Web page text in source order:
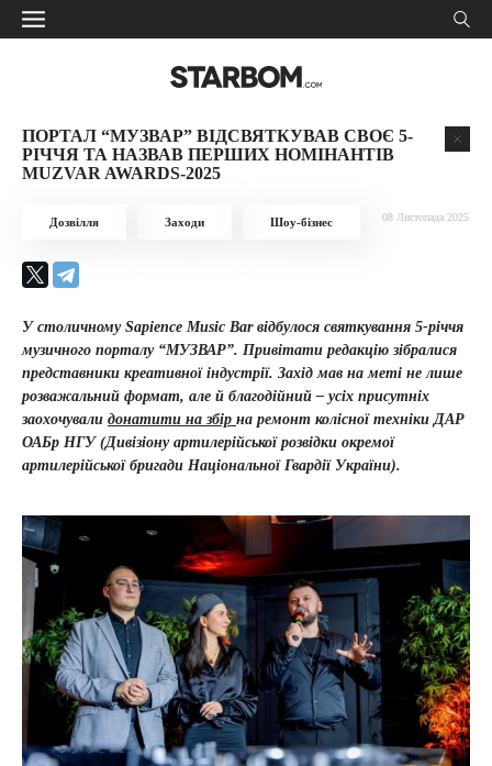
ПОРТАЛ “МУЗВАР” ВІДСВЯТКУВАВ СВОЄ 5-
РІЧЧЯ ТА НАЗВАВ ПЕРШИХ НОМІНАНТІВ
MUZVAR AWARDS-2025
Дозвілля Заходи Шоу-бізнес 08 Листопада 2025
У столичному Sapience Music Bar відбулося святкування 5-річчя
музичного порталу “МУЗВАР”. Привітати редакцію зібралися
представники креативної індустрії. Захід мав на меті не лише
розважальний формат, але й благодійний – усіх присутніх
заохочували донатити на збір на ремонт колісної техніки ДАР
ОАБр НГУ (Дивізіону артилерійської розвідки окремої
артилерійської бригади Національної Гвардії України).